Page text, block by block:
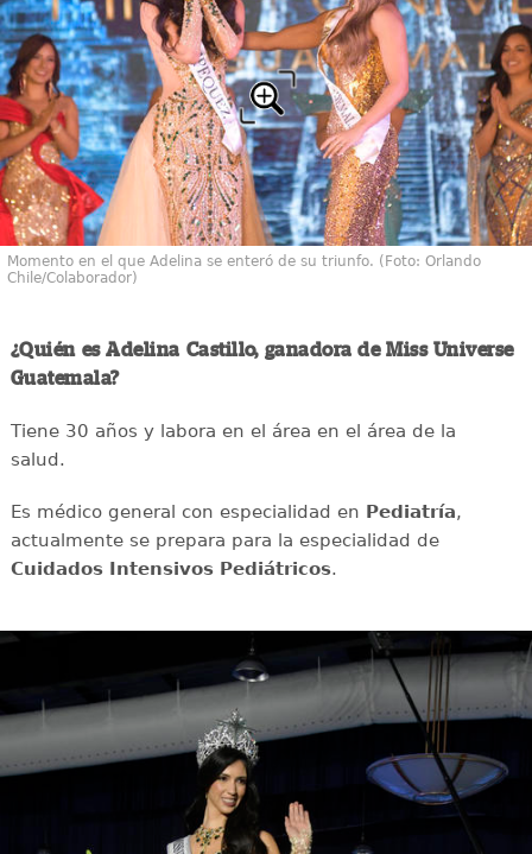
Momento en el que Adelina se enteró de su triunfo. (Foto: Orlando
Chile/Colaborador)
¿Quién es Adelina Castillo, ganadora de Miss Universe
Guatemala?
Tiene 30 años y labora en el área en el área de la
salud.
Es médico general con especialidad en Pediatría,
actualmente se prepara para la especialidad de
Cuidados Intensivos Pediátricos.